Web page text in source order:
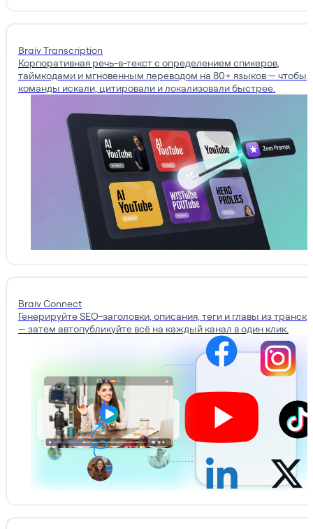
Braiv Transcription
Корпоративная речь-в-текст с определением спикеров,
таймкодами и мгновенным переводом на 80+ языков — чтобы
команды искали, цитировали и локализовали быстрее.
Braiv Connect
Генерируйте SEO-заголовки, описания, теги и главы из
— затем автопубликуйте всё на каждый канал в один клик.